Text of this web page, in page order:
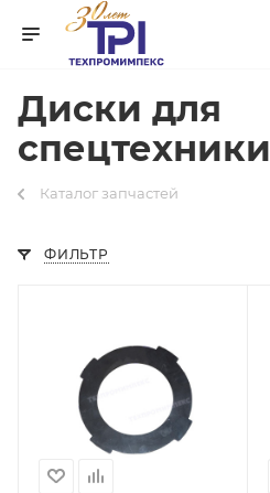
Диски для
спецтехники
Каталог запчастей
ФИЛЬТР